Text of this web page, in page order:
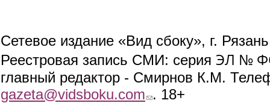
Сетевое издание «Вид сбоку», г.
Реестровая запись СМИ: серия ЭЛ №
главный редактор - Смирнов К.М.
gazeta@vidsboku.com (link sends e-mail)
. 18+